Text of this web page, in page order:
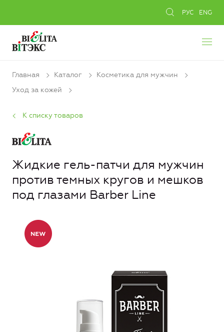
РУС ENG
Главная Каталог
Косметика для мужчин
Уход за кожей
К списку товаров
Жидкие гель-патчи для мужчин
против темных кругов и мешков
под глазами Barber Line